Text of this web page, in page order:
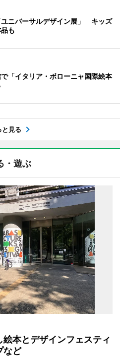
ユニバーサルデザイン展」 キッズ
も
「イタリア・ボローニャ国際絵本
と見る
・遊ぶ
本とデザインフェスティ
など